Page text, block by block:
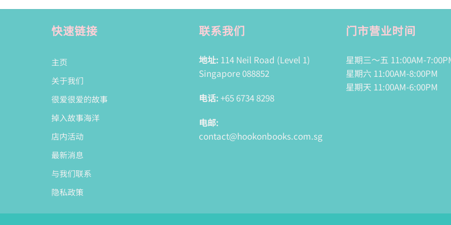
快速链接
主页
关于我们
很爱很爱的故事
掉入故事海洋
店内活动
最新消息
与我们联系
隐私政策
联系我们
地址: 114 Neil Road (Level 1)
Singapore 088852
电话: +65 6734 8298
电邮:
contact@hookonbooks.com.sg
门市营业时间
星期三～五 11:00AM-
星期六 11:00AM-8:00PM
星期天 11:00AM-6:00PM